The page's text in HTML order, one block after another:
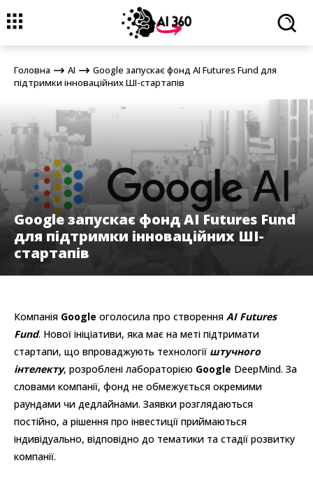
Головна
Google запускає фонд AI Futures Fund для
підтримки інноваційних ШІ-стартапів
Головна AI
Google запускає фонд AI Futures Fund для
підтримки інноваційних ШІ-стартапів
Google запускає фонд AI Futures Fund
для підтримки інноваційних ШІ-
стартапів
Компанія Google оголосила про створення AI Futures
Fund. Нової ініціативи, яка має на меті підтримати
стартапи, що впроваджують технології штучного
інтелекту, розроблені лабораторією Google DeepMind. За
словами компанії, фонд не обмежується окремими
раундами чи дедлайнами. Заявки розглядаються
постійно, а рішення про інвестиції приймаються
індивідуально, відповідно до тематики та стадії розвитку
компанії.